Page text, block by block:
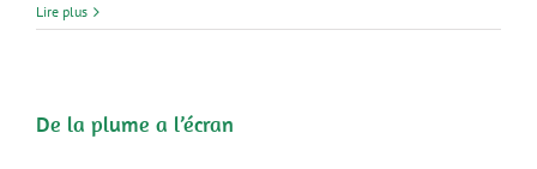
Lire plus
De la plume a l’écran